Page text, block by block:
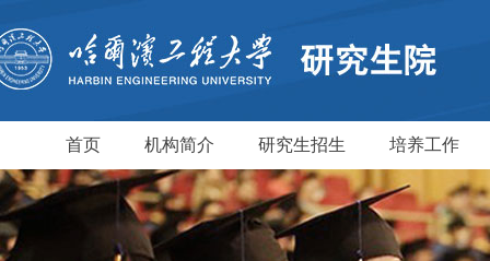
首页 机构简介 研究生招生 培养工作